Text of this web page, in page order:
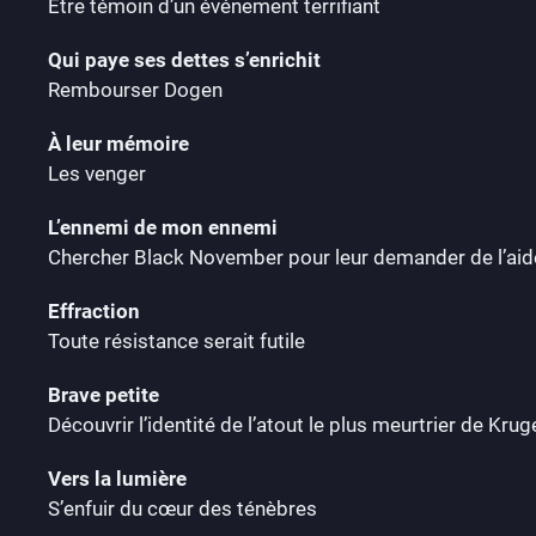
Être témoin d’un événement terrifiant
Qui paye ses dettes s’enrichit
Rembourser Dogen
À leur mémoire
Les venger
L’ennemi de mon ennemi
Chercher Black November pour leur demander de
Effraction
Toute résistance serait futile
Brave petite
Découvrir l’identité de l’atout le plus meurtrier de
Vers la lumière
S’enfuir du cœur des ténèbres